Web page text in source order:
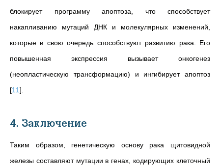
блокирует программу апоптоза, что способствует
накапливанию мутаций ДНК и молекулярных изменений,
которые в свою очередь способствуют развитию рака. Его
повышенная экспрессия вызывает онкогенез
(неопластическую трансформацию) и ингибирует апоптоз
[11]
4. Заключение
Таким образом, генетическую основу рака щитовидной
железы составляют мутации в генах, кодирующих клеточный